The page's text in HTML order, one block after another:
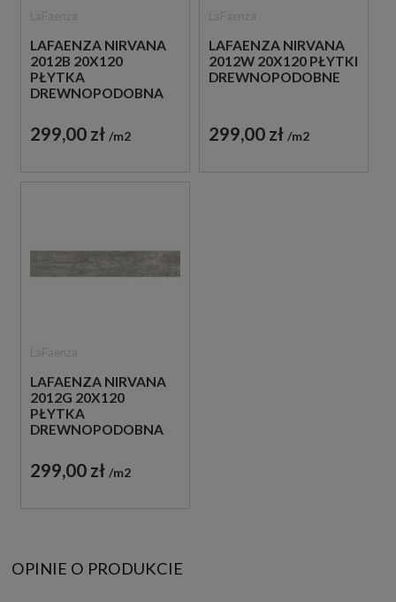
LAFAENZA NIRVANA
2012B 20X120
PŁYTKA
DREWNOPODOBNA
299,00 zł m2
LAFAENZA NIRVANA
2012W 20X120 PŁYTKI
DREWNOPODOBNE
299,00 zł m2
LAFAENZA NIRVANA
2012G 20X120
PŁYTKA
DREWNOPODOBNA
299,00 zł m2
OPINIE O PRODUKCIE